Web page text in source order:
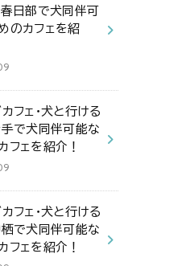
春日部で犬同伴可
のカフェを紹
カフェ・犬と行ける
手で犬同伴可能な
フェを紹介！
カフェ・犬と行ける
栖で犬同伴可能な
フェを紹介！